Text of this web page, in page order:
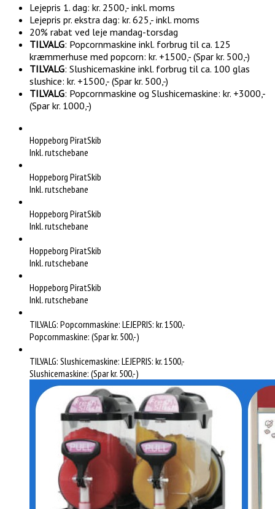
Lejepris 1. dag: kr. 2500,- inkl. moms
Lejepris pr. ekstra dag: kr. 625,- inkl. moms
20% rabat ved leje mandag-torsdag
TILVALG: Popcornmaskine inkl. forbrug til ca. 125
kræmmerhuse med popcorn: kr. +1500,- (Spar kr. 500,-)
TILVALG: Slushicemaskine inkl. forbrug til ca. 100 glas
slushice: kr. +1500,- (Spar kr. 500,-)
TILVALG: Popcornmaskine og Slushicemaskine: kr. +3000,-
(Spar kr. 1000,-)
Hoppeborg PiratSkib
Inkl. rutschebane
Hoppeborg PiratSkib
Inkl. rutschebane
Hoppeborg PiratSkib
Inkl. rutschebane
Hoppeborg PiratSkib
Inkl. rutschebane
Hoppeborg PiratSkib
Inkl. rutschebane
TILVALG: Popcornmaskine: LEJEPRIS: kr. 1500,-
Popcornmaskine: (Spar kr. 500,-)
TILVALG: Slushicemaskine: LEJEPRIS: kr. 1500,-
Slushicemaskine: (Spar kr. 500,-)